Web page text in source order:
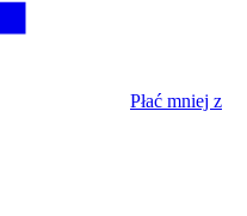
Płać mniej z